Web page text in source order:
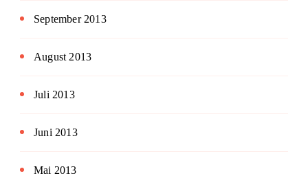
September 2013
August 2013
Juli 2013
Juni 2013
Mai 2013